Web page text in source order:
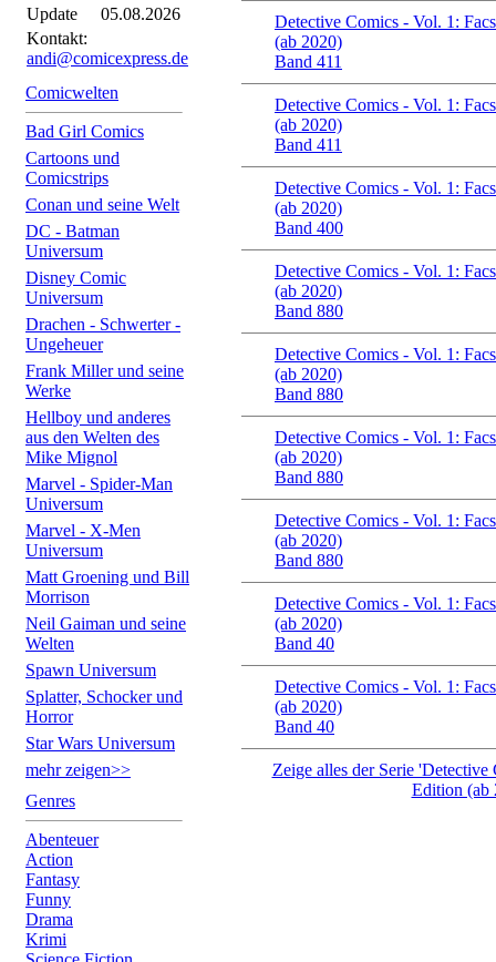
Update
05.08.2026
Kontakt:
andi@comicexpress.de
Comicwelten
Bad Girl Comics
Cartoons und
Comicstrips
Conan und seine Welt
DC - Batman
Universum
Disney Comic
Universum
Drachen - Schwerter -
Ungeheuer
Frank Miller und seine
Werke
Hellboy und anderes
aus den Welten des
Mike Mignol
Marvel - Spider-Man
Universum
Marvel - X-Men
Universum
Matt Groening und Bill
Morrison
Neil Gaiman und seine
Welten
Spawn Universum
Splatter, Schocker und
Horror
Star Wars Universum
mehr zeigen>>
Genres
Abenteuer
Action
Fantasy
Funny
Drama
Krimi
Detective Comics - Vol. 1:
(ab 2020)
Band 411
Detective Comics - Vol. 1:
(ab 2020)
Band 411
Detective Comics - Vol. 1:
(ab 2020)
Band 400
Detective Comics - Vol. 1:
(ab 2020)
Band 880
Detective Comics - Vol. 1:
(ab 2020)
Band 880
Detective Comics - Vol. 1:
(ab 2020)
Band 880
Detective Comics - Vol. 1:
(ab 2020)
Band 880
Detective Comics - Vol. 1:
(ab 2020)
Band 40
Detective Comics - Vol. 1:
(ab 2020)
Band 40
Zeige alles der Serie
Edition (ab